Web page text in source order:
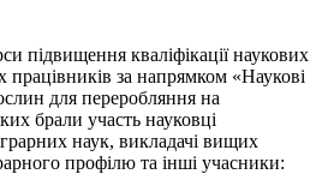
підвищення кваліфікації наукових
працівників за напрямком «Наукові
для переробляння на
брали участь науковці
наук, викладачі вищих
профілю та інші учасники: